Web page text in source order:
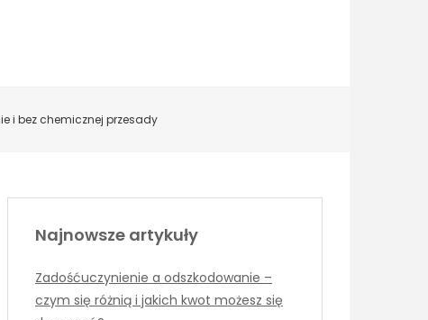
i bez chemicznej przesady
Najnowsze artykuły
Zadośćuczynienie a odszkodowanie –
czym się różnią i jakich kwot możesz się